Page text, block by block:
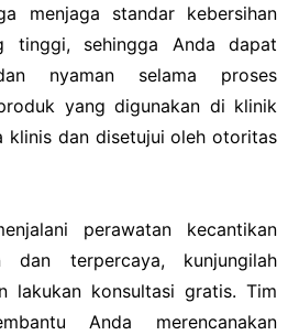
menjaga standar kebersihan
tinggi, sehingga Anda dapat
nyaman selama proses
yang digunakan di klinik
klinis dan disetujui oleh otoritas
perawatan kecantikan
terpercaya, kunjungilah
lakukan konsultasi gratis. Tim
Anda merencanakan